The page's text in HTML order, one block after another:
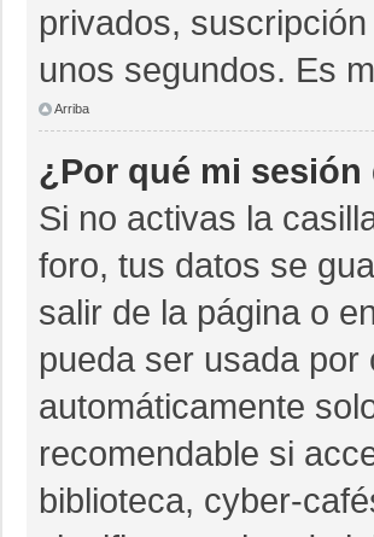
privados,
unos segundos. Es
Arriba
¿Por qué mi
Si no activas la
foro, tus datos se
salir de la página o
pueda ser usada
automáticamente
recomendable si
biblioteca, cyber-